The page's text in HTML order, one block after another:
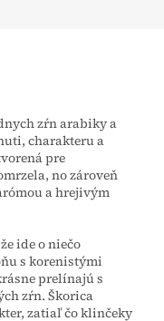
zŕn arabiky a
charakteru a
pre
no zároveň
a hrejivým
ide o niečo
s korenistými
prelínajú s
zŕn. Škorica
zatiaľ čo klinčeky